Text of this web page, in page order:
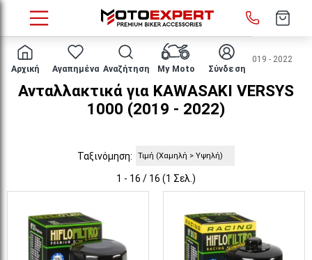
Αρχική Αγαπημένα Αναζήτηση My Moto Σύνδεση
HOME Μάρκα/μοντέλο KAWASAKI VERSYS 1000 2019 - 2022
Ανταλλακτικά για KAWASAKI VERSYS
1000 (2019 - 2022)
Ταξινόμηση:
1 - 16 / 16 (1 Σελ.)